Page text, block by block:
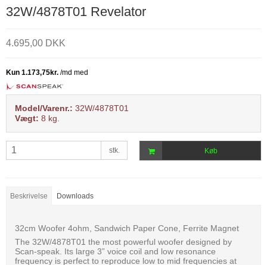
32W/4878T01 Revelator
4.695,00 DKK
Model/Varenr.: 32W/4878T01
Vægt: 8 kg.
stk. Køb
Beskrivelse Downloads
32cm Woofer 4ohm, Sandwich Paper Cone, Ferrite Magnet
The 32W/4878T01 the most powerful woofer designed by
Scan-speak. Its large 3” voice coil and low resonance
frequency is perfect to reproduce low to mid frequencies at